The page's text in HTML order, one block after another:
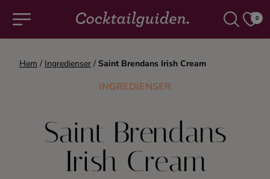
0
COCKTAILS & DRINKAR
Alkoholfritt
Hem / Ingredienser / Saint Brendans Irish Cream
INGREDIENSER
Saint Brendans
Irish Cream